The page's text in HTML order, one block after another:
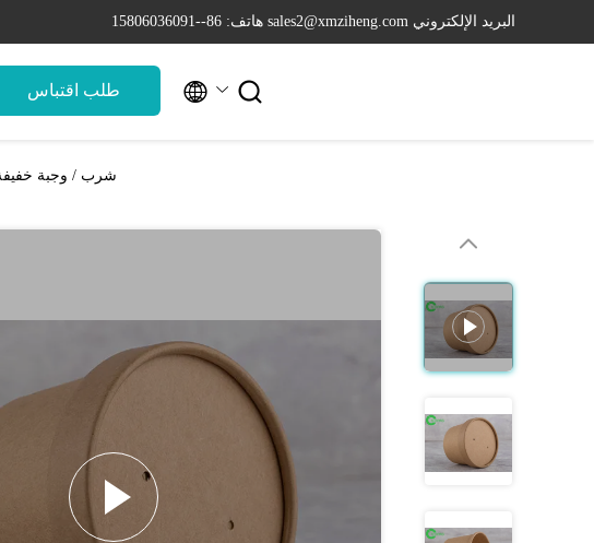
البريد الإلكتروني sales2@xmziheng.com هاتف: 86--15806036091
طلب اقتباس  
شرب / وجبة خفيفة كرافت ورقة الكؤوس